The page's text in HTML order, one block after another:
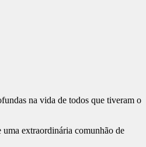
na vida de todos que tiveram o
extraordinária comunhão de